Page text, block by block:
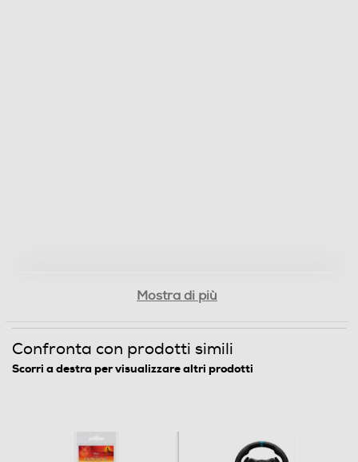
Mostra di più
Confronta con prodotti simili
Scorri a destra per visualizzare altri prodotti